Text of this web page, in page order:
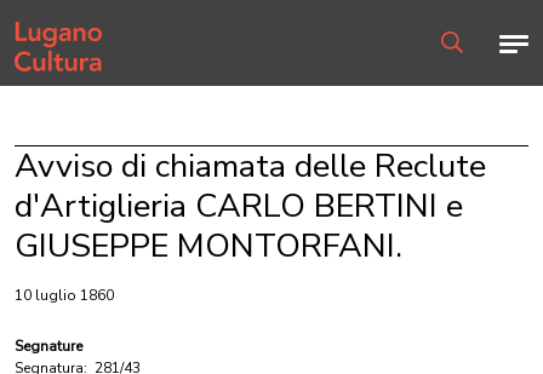
Home page
Avviso di chiamata delle Reclute
d'Artiglieria CARLO BERTINI e
GIUSEPPE MONTORFANI.
10 luglio 1860
Segnature
Segnatura: 281/43